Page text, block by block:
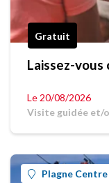
Gratuit
Laissez-vous
Le 20/08/2026
Visite guidée et/
Plagne Centre